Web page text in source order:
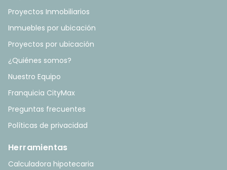
Proyectos Inmobiliarios
Inmuebles por ubicación
Proyectos por ubicación
¿Quiénes somos?
Nuestro Equipo
Franquicia CityMax
Preguntas frecuentes
Políticas de privacidad
Herramientas
Calculadora hipotecaria